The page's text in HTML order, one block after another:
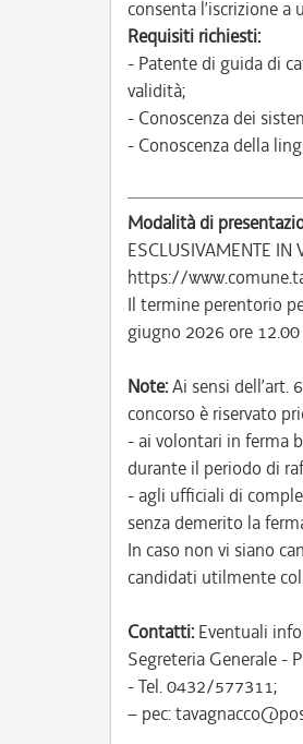
consenta l’iscrizione a
Requisiti richiesti:
- Patente di guida di
validità;
- Conoscenza dei
- Conoscenza della
Modalità di
ESCLUSIVAMENTE
https://
Il termine perentorio
giugno 2026 ore
Note:Ai sensi dell’art.
concorso è riservato
- ai volontari in ferma
durante il periodo di
- agli ufficiali di
senza demerito la
In caso non vi siano
candidati utilmente
Contatti: Eventuali
Segreteria Generale -
- Tel. 0432/577311;
– pec: